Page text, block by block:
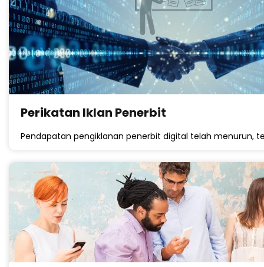
Perikatan Iklan Penerbit
Pendapatan pengiklanan penerbit digital telah menurun,